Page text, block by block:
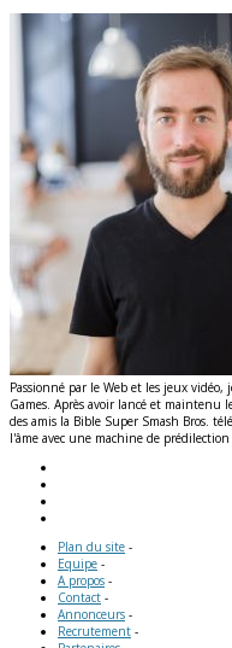
Passionné par le Web et les jeux
Games. Après avoir lancé et maintenu
des amis la Bible Super Smash Bros.
l'âme avec une machine de
Plan du site -
Equipe -
A propos -
Contact -
Annonceurs -
Recrutement -